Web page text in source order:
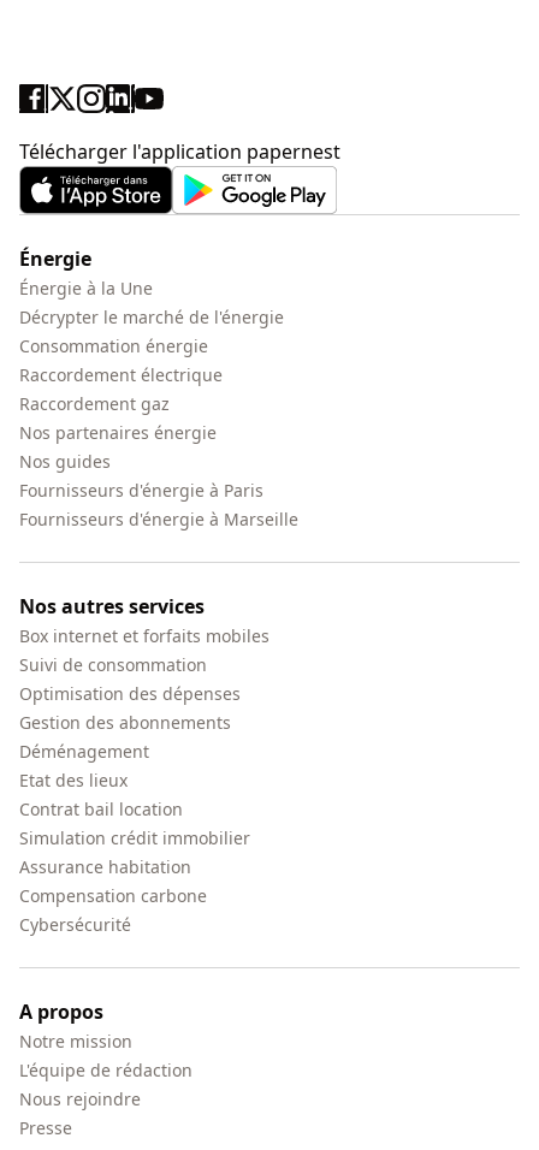
Télécharger l'application papernest
Énergie
Énergie à la Une
Décrypter le marché de l'énergie
Consommation énergie
Raccordement électrique
Raccordement gaz
Nos partenaires énergie
Nos guides
Fournisseurs d'énergie à Paris
Fournisseurs d'énergie à Marseille
Nos autres services
Box internet et forfaits mobiles
Suivi de consommation
Optimisation des dépenses
Gestion des abonnements
Déménagement
Etat des lieux
Contrat bail location
Simulation crédit immobilier
Assurance habitation
Compensation carbone
Cybersécurité
A propos
Notre mission
L'équipe de rédaction
Nous rejoindre
Presse